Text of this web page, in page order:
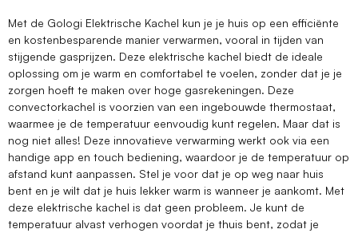
Met de Gologi Elektrische Kachel kun je je huis op een efficiënte
en kostenbesparende manier verwarmen, vooral in tijden van
stijgende gasprijzen. Deze elektrische kachel biedt de ideale
oplossing om je warm en comfortabel te voelen, zonder dat je je
zorgen hoeft te maken over hoge gasrekeningen. Deze
convectorkachel is voorzien van een ingebouwde thermostaat,
waarmee je de temperatuur eenvoudig kunt regelen. Maar dat is
nog niet alles! Deze innovatieve verwarming werkt ook via een
handige app en touch bediening, waardoor je de temperatuur op
afstand kunt aanpassen. Stel je voor dat je op weg naar huis
bent en je wilt dat je huis lekker warm is wanneer je aankomt. Met
deze elektrische kachel is dat geen probleem. Je kunt de
temperatuur alvast verhogen voordat je thuis bent, zodat je